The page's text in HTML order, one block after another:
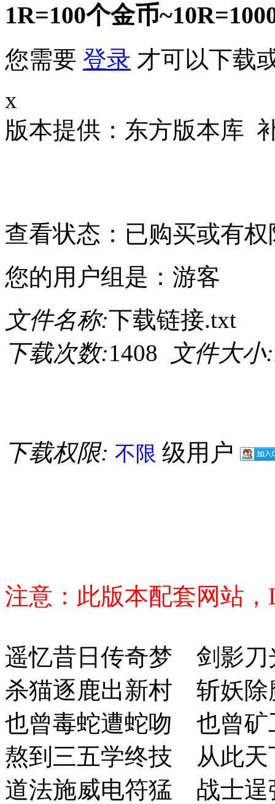
1R=100个金币
您需要 登录 才可以下载
x
版本提供：东方版本库
查看状态：已购买或有权
您的用户组是：游客
文件名称:下载链接.txt
下载次数:1408 文件大小:
下载权限: 不限 级用户
注意：此版本配套网站
遥忆昔日传奇梦 剑影
杀猫逐鹿出新村 斩妖
也曾毒蛇遭蛇吻 也曾
熬到三五学终技 从此
道法施威电符猛 战士